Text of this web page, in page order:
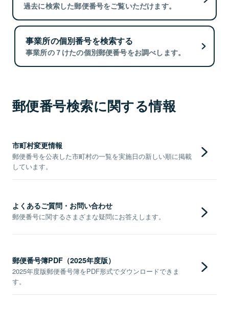
過去に検索した郵便番号をご覧いただけます。
事業所の個別番号を検索する
事業所の７けたの個別郵便番号をお調べします。
郵便番号検索に関する情報
市町村変更情報
郵便番号を公表した市町村の一覧を実施日の新しい順に掲載
しています。
よくあるご質問・お問い合わせ
郵便番号に関するさまざまな疑問にお答えします。
郵便番号簿PDF（2025年度版）
2025年度版郵便番号簿をPDF形式でダウンロードできま
す。